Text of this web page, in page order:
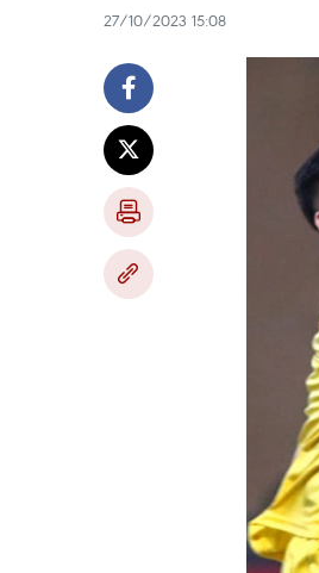
27/10/2023 15:08